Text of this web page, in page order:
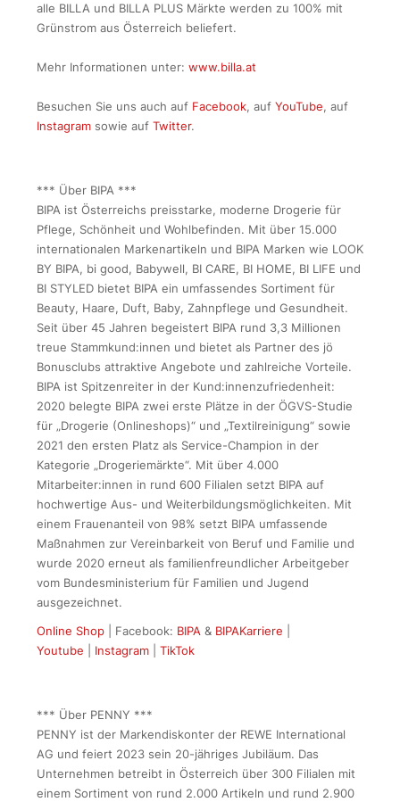
alle BILLA und BILLA PLUS Märkte werden zu 100% mit
Grünstrom aus Österreich beliefert.
Mehr Informationen unter: www.billa.at
Besuchen Sie uns auch auf Facebook, auf YouTube, auf
Instagram sowie auf Twitter.
*** Über BIPA ***
BIPA ist Österreichs preisstarke, moderne Drogerie für
Pflege, Schönheit und Wohlbefinden. Mit über 15.000
internationalen Markenartikeln und BIPA Marken wie LOOK
BY BIPA, bi good, Babywell, BI CARE, BI HOME, BI LIFE und
BI STYLED bietet BIPA ein umfassendes Sortiment für
Beauty, Haare, Duft, Baby, Zahnpflege und Gesundheit.
Seit über 45 Jahren begeistert BIPA rund 3,3 Millionen
treue Stammkund:innen und bietet als Partner des jö
Bonusclubs attraktive Angebote und zahlreiche Vorteile.
BIPA ist Spitzenreiter in der Kund:innenzufriedenheit:
2020 belegte BIPA zwei erste Plätze in der ÖGVS-Studie
für „Drogerie (Onlineshops)“ und „Textilreinigung“ sowie
2021 den ersten Platz als Service-Champion in der
Kategorie „Drogeriemärkte“. Mit über 4.000
Mitarbeiter:innen in rund 600 Filialen setzt BIPA auf
hochwertige Aus- und Weiterbildungsmöglichkeiten. Mit
einem Frauenanteil von 98% setzt BIPA umfassende
Maßnahmen zur Vereinbarkeit von Beruf und Familie und
wurde 2020 erneut als familienfreundlicher Arbeitgeber
vom Bundesministerium für Familien und Jugend
ausgezeichnet.
Online Shop | Facebook: BIPA & BIPAKarriere
Youtube
Instagram TikTok
*** Über PENNY ***
PENNY ist der Markendiskonter der REWE International
AG und feiert 2023 sein 20-jähriges Jubiläum. Das
Unternehmen betreibt in Österreich über 300 Filialen mit
einem Sortiment von rund 2.000 Artikeln und rund 2.900